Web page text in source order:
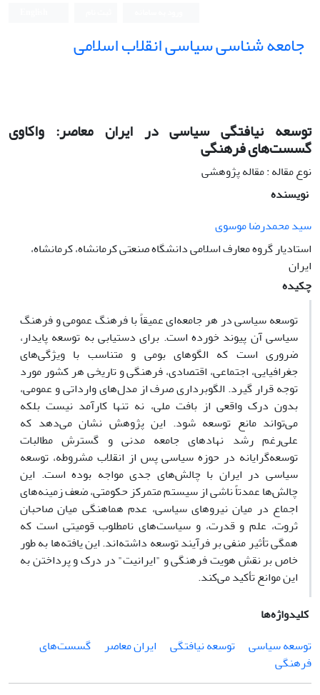
جامعه شناسی سیاسی انقلاب اسلامی
توسعه‌ نیافتگی سیاسی در ایران معاصر: واکاوی
گسست‌های فرهنگی
نوع مقاله : مقاله پژوهشی
نویسنده
سید محمدرضا موسوی
استادیار گروه معارف اسلامی دانشگاه صنعتی کرمانشاه، کرمانشاه،
ایران
چکیده
توسعه سیاسی در هر جامعه‌ای عمیقاً با فرهنگ عمومی و فرهنگ
سیاسی آن پیوند خورده است. برای دستیابی به توسعه پایدار،
ضروری است که الگوهای بومی و متناسب با ویژگی‌های
جغرافیایی، اجتماعی، اقتصادی، فرهنگی و تاریخی هر کشور مورد
توجه قرار گیرد. الگوبرداری صرف از مدل‌های وارداتی و عمومی،
بدون درک واقعی از بافت ملی، نه تنها کارآمد نیست بلکه
می‌تواند مانع توسعه شود. این پژوهش نشان می‌دهد که
علی‌رغم رشد نهادهای جامعه مدنی و گسترش مطالبات
توسعه‌گرایانه در حوزه سیاسی پس از انقلاب مشروطه، توسعه
سیاسی در ایران با چالش‌های جدی مواجه بوده است. این
چالش‌ها عمدتاً ناشی از سیستم متمرکز حکومتی، ضعف زمینه‌های
اجماع در میان نیروهای سیاسی، عدم هماهنگی میان صاحبان
ثروت، علم و قدرت، و سیاست‌های نامطلوب قومیتی است که
همگی تأثیر منفی بر فرآیند توسعه داشته‌اند. این یافته‌ها به طور
خاص بر نقش هویت فرهنگی و "ایرانیت" در درک و پرداختن به
این موانع تأکید می‌کند.
کلیدواژه‌ها
توسعه سیاسی
توسعه نیافتگی ایران معاصر
گسست‌های
فرهنگی